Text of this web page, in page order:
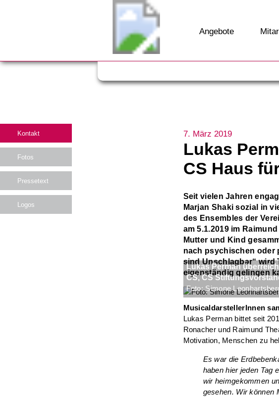
Angebote
7. März 2019
Lukas
CS Haus
Seit vielen Jahren
Marjan Shaki sozial in
des Ensembles der
am 5.1.2019 im
Mutter und Kind
nach psychischen oder
sind Unschlagbar“ wird
eigenständig gelingen
Lukas Perman
CS, CS
Foto: Simone
MusicaldarstellerInnen
Lukas Perman bittet seit
Ronacher und Raimund
Motivation, Menschen zu
Es war die
haben hier jeden Tag
wir heimgekommen
gesehen. Wir können
Kontakt
Fotos
Pressetext
Logos